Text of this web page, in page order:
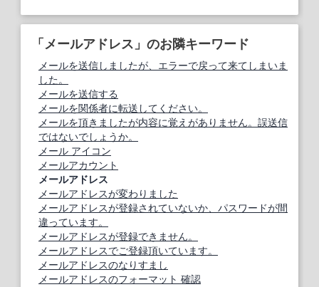
「メールアドレス」のお隣キーワード
メールを送信しましたが、エラーで戻って来てしまいま
した。
メールを送信する
メールを関係者に転送してください。
メールを頂きましたが内容に覚えがありません。誤送信
ではないでしょうか。
メール アイコン
メールアカウント
メールアドレス
メールアドレスが変わりました
メールアドレスが登録されていないか、パスワードが間
違っています。
メールアドレスが登録できません。
メールアドレスでご登録頂いています。
メールアドレスのなりすまし
メールアドレスのフォーマット 確認